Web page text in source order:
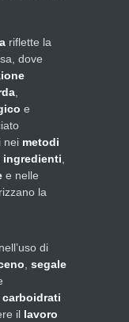
riflette la
dove
e
nei metodi
ingredienti
e nelle
la
di
segale
carboidrati
il lavoro